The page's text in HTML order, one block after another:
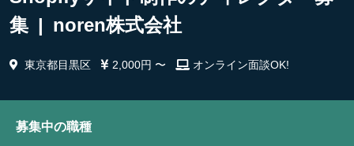
集 | noren株式会社
東京都目黒区 2,000円 〜 オンライン面談OK!
募集中の職種